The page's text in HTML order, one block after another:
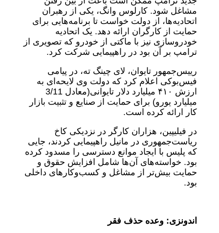
مشاغل شود. کارلوس وانگ، یکی از رهبران
اتحادیه‌ها، از دولت خواست تا برنامه‌هایی برای
حمایت از کارگران ارائه دهد. یک اتحادیه
خودروسازی نیز با ماکتی از خودرو که تصویری از
ترامپ بر آن بود در راهپیمایی شرکت کرد.
رییس‌جمهور تایوان، لای چینگ ته، در پیامی
فیس‌بوکی اعلام کرد که دولت وی لایحه‌ای به
ارزش ۴۱۰ میلیارد دلار تایوانی‌(معادل 3/11
میلیارد یورو) برای حمایت از صنایع و تثبیت بازار
کار ارائه کرده است.
در فیلیپین، هزاران کارگر در نزدیکی کاخ
ریاست‌جمهوری در مانیل راهپیمایی کردند، جایی
که پلیس با ایجاد موانع دسترسی را مسدود کرده
بود. خواسته‌های آن‌ها شامل افزایش حقوق و
حمایت بیش‌تر از مشاغل و کسب‌وکارهای داخلی
بود.
اندونزی: وعده حذف فقر